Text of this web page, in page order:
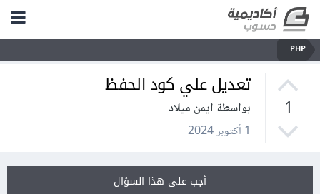
PHP
1
تعديل علي كود الحفظ
بواسطة ايمن ميلاد
1 أكتوبر 2024
أجب على هذا السؤال